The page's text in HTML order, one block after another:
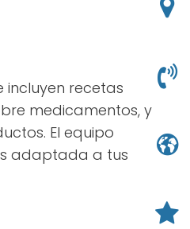
incluyen recetas
medicamentos, y
El equipo
adaptada a tus